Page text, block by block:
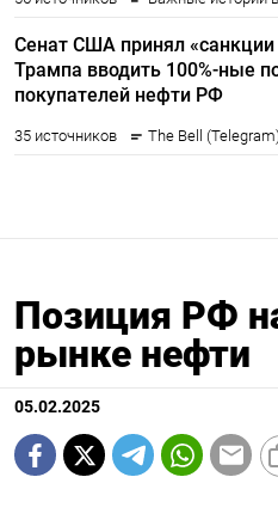
Позиция РФ
рынке нефти
05.02.2025